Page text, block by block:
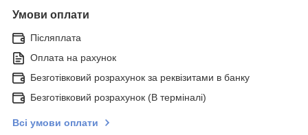
Умови оплати
Післяплата
Оплата на рахунок
Безготівковий розрахунок за реквізитами в банку
Безготівковий розрахунок (В терміналі)
Всі умови оплати